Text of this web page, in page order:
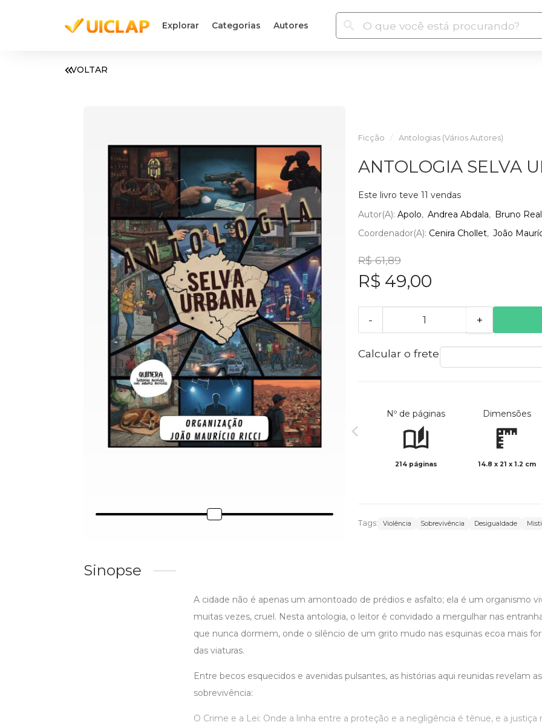
Explorar Categorias Autores
VOLTAR
Ficção Antologias (Vários Autores)
ANTOLOGIA SELVA
Este livro teve 11 vendas
Autor(a): Apolo Andrea Abdala Bruno
Coordenador(a): Cenira Chollet João
R$ 61,89
R$ 49,00
- +
Calcular o frete
Nº de páginas
214 páginas
Dimensões
14.8 x 21 x 1.2 cm
Tags: Violência Sobrevivência Desigualdade
Sinopse
A cidade não é apenas um amontoado de prédios e asfalto; ela é um organismo
muitas vezes, cruel. Nesta antologia, o leitor é convidado a mergulhar nas
que nunca dormem, onde o silêncio de um grito mudo nas esquinas ecoa mais
das viaturas.
Entre becos esquecidos e avenidas pulsantes, as histórias aqui reunidas revelam
sobrevivência:
O Crime e a Lei: Onde a linha entre a proteção e a negligência é tênue, e a justiça